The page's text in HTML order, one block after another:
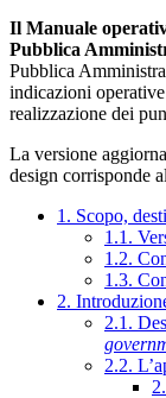
Il Manuale
Pubblica
Pubblica
indicazioni
realizzazione dei
La versione
design corrisponde
1. Scopo,
1.1.
1.2.
1.3.
2.
2.1.
2.2.